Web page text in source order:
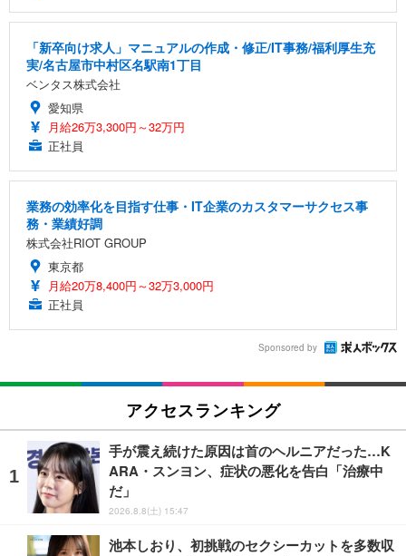
「新卒向け求人」マニュアルの作成・修正/IT事務/福利厚生充
実/名古屋市中村区名駅南1丁目
ベンタス株式会社
愛知県
月給26万3,300円～32万円
正社員
業務の効率化を目指す仕事・IT企業のカスタマーサクセス事
務・業績好調
株式会社RIOT GROUP
東京都
月給20万8,400円～32万3,000円
正社員
Sponsored by
アクセスランキング
手が震え続けた原因は首のヘルニアだった…K
ARA・スンヨン、症状の悪化を告白「治療中
だ」
2026.8.8(土) 15:47
池本しおり、初挑戦のセクシーカットを多数収